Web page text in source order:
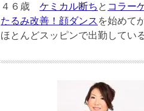
４６歳 ケミカル断ち と コラー
たるみ改善！顔ダンス を始めて
ほとんどスッピンで出勤している